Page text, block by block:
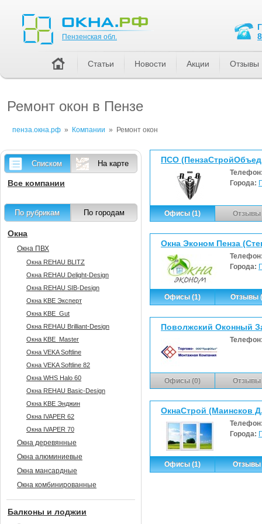
Ремонт окон в Пензе
пенза.окна.рф » Компании » Ремонт окон
ПСО
Города:
Офисы (1) Отзывы
Окна Эконом Пенза
Города:
Офисы (1) Отзывы
Поволжский Оконный
Офисы (0) Отзывы
ОкнаСтрой (Маинсков
Города:
Офисы (1) Отзывы
Списком На карте
Все компании
По рубрикам По городам
Окна
Окна ПВХ
Окна REHAU BLITZ
Окна REHAU Delight-Design
Окна REHAU SIB-Design
Окна KBE Эксперт
Окна KBE_Gut
Окна REHAU Brilliant-Design
Окна KBE_Master
Окна VEKA Softline
Окна VEKA Softline 82
Окна WHS Halo 60
Окна REHAU Basic-Design
Окна KBE Энджин
Окна IVAPER 62
Окна IVAPER 70
Окна деревянные
Окна алюминиевые
Окна мансардные
Окна комбинированные
Балконы и лоджии
Пензенская обл.
Статьи Новости Акции Отзывы